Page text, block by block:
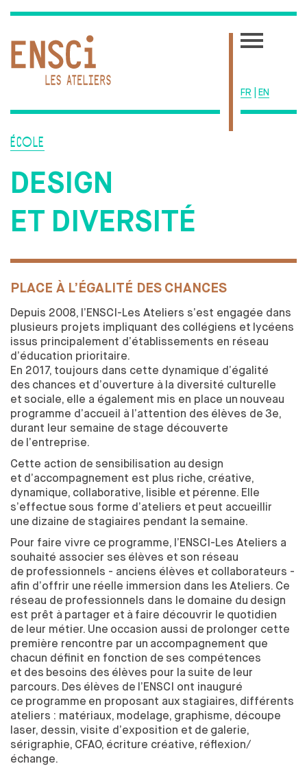
FR EN
ACTUALITÉS
ÉCOLE
UNE ÉCOLE SINGULIÈRE
ADMISSIONS
LA VIE ÉTUDIANTE
CENTRE DE DOCUMENTATION
PRIVATISATION DES ESPACES
DESIGN ET DIVERSITÉ
COMMISSION ÉGALITÉS
DÉVELOPPEMENT DURABLE
L'ÉQUIPE
L'ENSCI RECRUTE
FORMATIONS
CRÉATEUR INDUSTRIEL
PARCOURS
LES PARTENARIATS ACADÉMIQUES
DIPLÔME
PROFESSIONNALISATION
DESIGNER TEXTILE
PARCOURS
DIPLÔME
PROFESSIONNALISATION
FORMATION TOUT AU LONG DE LA VIE
RECHERCHE
LE CENTRE DE RECHERCHE EN DESIGN
DOCTORAT EN DESIGN
LE MASTER 2 RECHERCHE EN DESIGN
CHAIRE S'ENTENDRE
CHAIRE INNOVATION PUBLIQUE
ÉCOLE
DESIGN
ET DIVERSITÉ
PLACE À L’ÉGALITÉ DES CHANCES
Depuis 2008, l’ENSCI-Les Ateliers s’est engagée dans
plusieurs projets impliquant des collégiens et lycéens
issus principalement d’établissements en réseau
d’éducation prioritaire.
En 2017, toujours dans cette dynamique d’égalité
des chances et d’ouverture à la diversité culturelle
et sociale, elle a également mis en place un nouveau
programme d’accueil à l’attention des élèves de 3e,
durant leur semaine de stage découverte
de l’entreprise.
Cette action de sensibilisation au design
et d’accompagnement est plus riche, créative,
dynamique, collaborative, lisible et pérenne. Elle
s’effectue sous forme d’ateliers et peut accueillir
une dizaine de stagiaires pendant la semaine.
Pour faire vivre ce programme, l’ENSCI-Les Ateliers a
souhaité associer ses élèves et son réseau
de professionnels - anciens élèves et collaborateurs -
afin d’offrir une réelle immersion dans les Ateliers. Ce
réseau de professionnels dans le domaine du design
est prêt à partager et à faire découvrir le quotidien
de leur métier. Une occasion aussi de prolonger cette
première rencontre par un accompagnement que
chacun définit en fonction de ses compétences
et des besoins des élèves pour la suite de leur
parcours. Des élèves de l’ENSCI ont inauguré
ce programme en proposant aux stagiaires, différents
ateliers : matériaux, modelage, graphisme, découpe
laser, dessin, visite d’exposition et de galerie,
sérigraphie, CFAO, écriture créative, réflexion/
échange.